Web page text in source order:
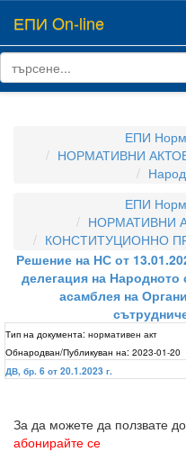
ЕПИ On-line
ЕПИ
НОРМАТИВНИ
ЕПИ
НОРМАТИВНИ
КОНСТИТУЦИОННО
Решение на НС от
делегация на
асамблея на
Тип на документа: нормативен акт
Обнародван/Публикуван на: 2023-01-20
ДВ, бр. 6 от 20.1.2023 г.
За да можете да ползвате
абонирайте се